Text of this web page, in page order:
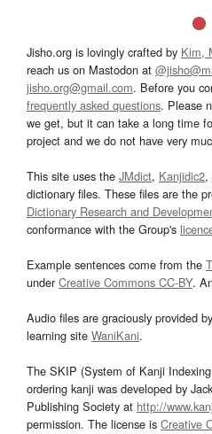
Jisho.org is lovingly crafted by Kim,
reach us on Mastodon at
jisho.org@gmail.com. Before you
frequently asked questions. Please
we get, but it can take a long time
project and we do not have very
This site uses the JMdict, Kanjidic2,
dictionary files. These files are the
Dictionary Research and
conformance with the Group's
Example sentences come from the
underCreative Commons CC-BY.
Audio files are graciously provided by
learning site WaniKani.
The SKIP (System of Kanji
ordering kanji was developed by
Publishing Society at http://
permission. The license is Creative